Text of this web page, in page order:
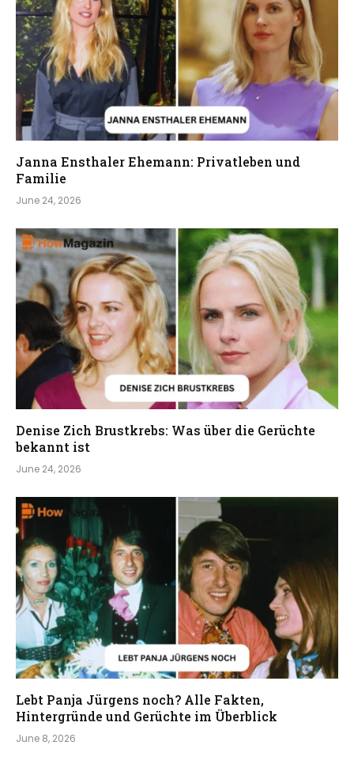
Janna Ensthaler Ehemann: Privatleben und
Familie
June 24, 2026
Denise Zich Brustkrebs: Was über die Gerüchte
bekannt ist
June 24, 2026
Lebt Panja Jürgens noch? Alle Fakten,
Hintergründe und Gerüchte im Überblick
June 8, 2026